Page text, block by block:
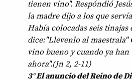
tienen vino". Respóndió
la madre dijo a los que
Había colocadas seis tinajas
dice:"Llevenlo al maestrala"
vino bueno y cuando ya
ahora".(Jn 2, 2-11)
3° El anuncio del Reino de